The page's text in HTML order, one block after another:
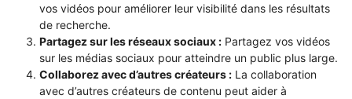
vos vidéos pour améliorer leur visibilité dans les résultats
de recherche.
Partagez sur les réseaux sociaux : Partagez vos vidéos
sur les médias sociaux pour atteindre un public plus large.
Collaborez avec d’autres créateurs : La collaboration
avec d’autres créateurs de contenu peut aider à